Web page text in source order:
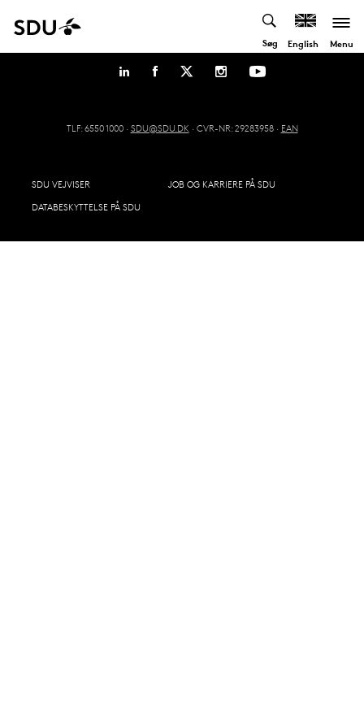
Søg English Menu
TLF: 6550 1000 · SDU@SDU.DK · CVR-NR: 29283958 · EAN
SDU VEJVISER
JOB OG KARRIERE PÅ SDU
DATABESKYTTELSE PÅ SDU